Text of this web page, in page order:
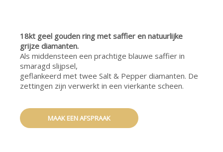
18kt geel gouden ring met saffier en natuurlijke
grijze diamanten.
Als middensteen een prachtige blauwe saffier in
smaragd slijpsel,
geflankeerd met twee Salt & Pepper diamanten. De
zettingen zijn verwerkt in een vierkante scheen.
MAAK EEN AFSPRAAK